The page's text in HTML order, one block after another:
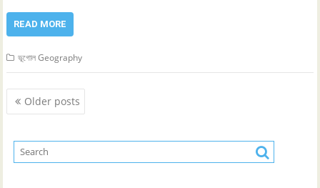
READ MORE
ভূগোল Geography
Posts
navigation
Older posts